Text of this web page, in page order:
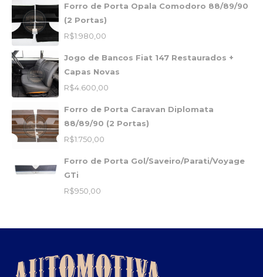
Forro de Porta Opala Comodoro 88/89/90
(2 Portas)
R$1.980,00
Jogo de Bancos Fiat 147 Restaurados +
Capas Novas
R$4.600,00
Forro de Porta Caravan Diplomata
88/89/90 (2 Portas)
R$1.750,00
Forro de Porta Gol/Saveiro/Parati/Voyage
GTi
R$950,00